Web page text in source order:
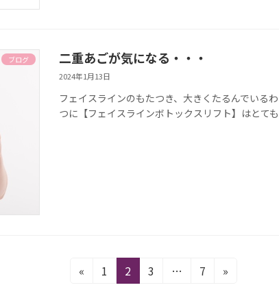
ブログ 二重あごが気になる・・・
2024年1月13日
フェイスラインのもたつき、大きくたるんでいる
つに【フェイスラインボトックスリフト】はとても
«
固
1
固
定
2
固
3 …
固
7 »